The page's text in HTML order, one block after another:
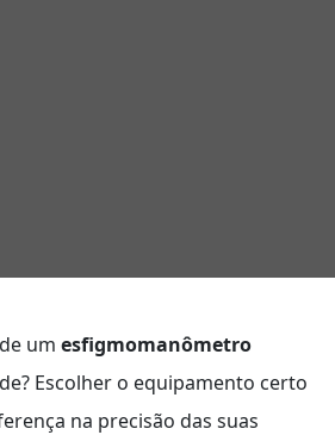
um esfigmomanômetro
Escolher o equipamento certo
na precisão das suas